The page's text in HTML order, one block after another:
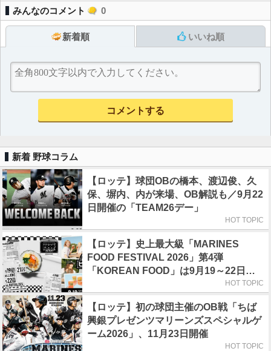
みんなのコメント 0
新着順 いいね順
新着 野球コラム
【ロッテ】球団OBの橋本、渡辺俊、久
保、塀内、内が来場、OB解説も／9月22
日開催の「TEAM26デー」
HOT TOPIC
【ロッテ】史上最大級「MARINES
FOOD FESTIVAL 2026」第4弾
「KOREAN FOOD」は9月19～22日／
HOT TOPIC
【ロッテ】初の球団主催のOB戦「ちば
興銀プレゼンツマリーンズスペシャルゲ
ーム2026」、11月23日開催
HOT TOPIC